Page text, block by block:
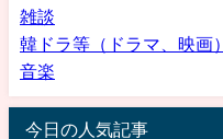
雑談
韓ドラ等（ドラマ、映画）
音楽
今日の人気記事